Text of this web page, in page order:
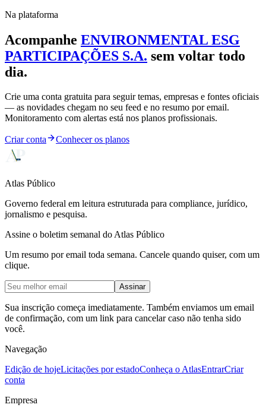
Na plataforma
Acompanhe ENVIRONMENTAL ESG
PARTICIPAÇÕES S.A. sem voltar todo
dia.
Crie uma conta gratuita para seguir temas, empresas e fontes oficiais
— as novidades chegam no seu feed e no resumo por email.
Monitoramento com alertas está nos planos profissionais.
Criar conta Conhecer os planos
Atlas Público
Governo federal em leitura estruturada para compliance, jurídico,
jornalismo e pesquisa.
Assine o boletim semanal do Atlas Público
Um resumo por email toda semana. Cancele quando quiser, com um
clique.
Assinar
Sua inscrição começa imediatamente. Também enviamos um email
de confirmação, com um link para cancelar caso não tenha sido
você.
Navegação
Edição de hojeLicitações por estadoConheça o AtlasEntrarCriar
conta
Empresa